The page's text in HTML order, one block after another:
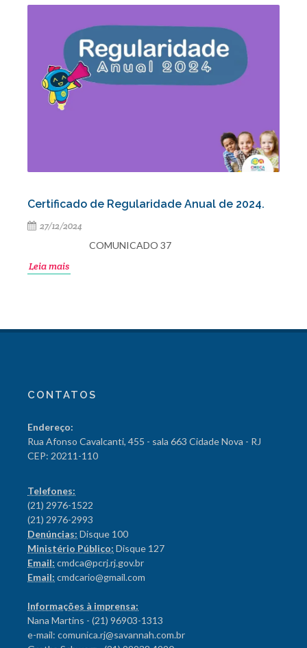
Certificado de Regularidade Anual de 2024.
27/12/2024
COMUNICADO 37
Leia mais
CONTATOS
Endereço:
Rua Afonso Cavalcanti, 455 - sala 663 Cidade Nova - RJ
CEP: 20211-110
Telefones:
(21) 2976-1522
(21) 2976-2993
Denúncias: Disque 100
Ministério Público: Disque 127
Email: cmdca@pcrj.rj.gov.br
Email: cmdcario@gmail.com
Informações à imprensa:
Nana Martins - (21) 96903-1313
e-mail: comunica.rj@savannah.com.br